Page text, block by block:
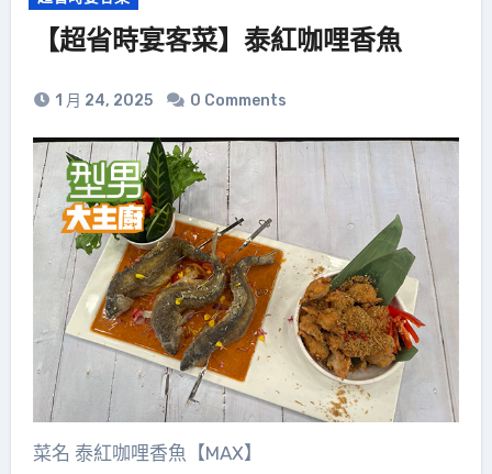
【超省時宴客菜】泰紅咖哩香魚
1 月 24, 2025 0 Comments
菜名 泰紅咖哩香魚【MAX】